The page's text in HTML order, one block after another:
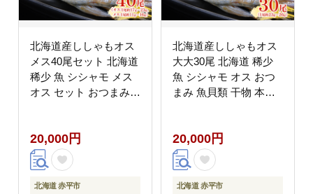
北海道産ししゃもオス
メス40尾セット 北海道
稀少 魚 シシャモ メス
オス セット おつまみ
旨み 美味しい 大きい
20,000円
北海道 赤平市
北海道産ししゃもオス
大大30尾 北海道 稀少
魚 シシャモ オス おつ
まみ 魚貝類 干物 本物
きい
20,000円
北海道 赤平市